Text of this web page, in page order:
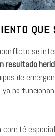
QUE
se
resultado
de
no
comité